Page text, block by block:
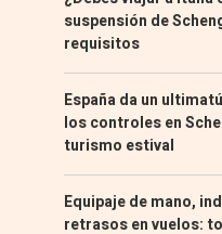
suspensión de
requisitos
España da un
los controles en
turismo estival
Equipaje de mano,
retrasos en vuelos: